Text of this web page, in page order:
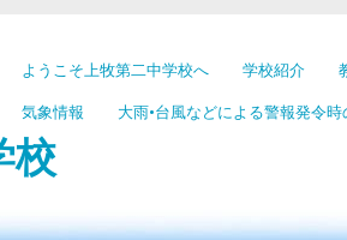
ようこそ上牧第二中学校へ 学校紹介
気象情報 大雨•台風などによる警報発令
校